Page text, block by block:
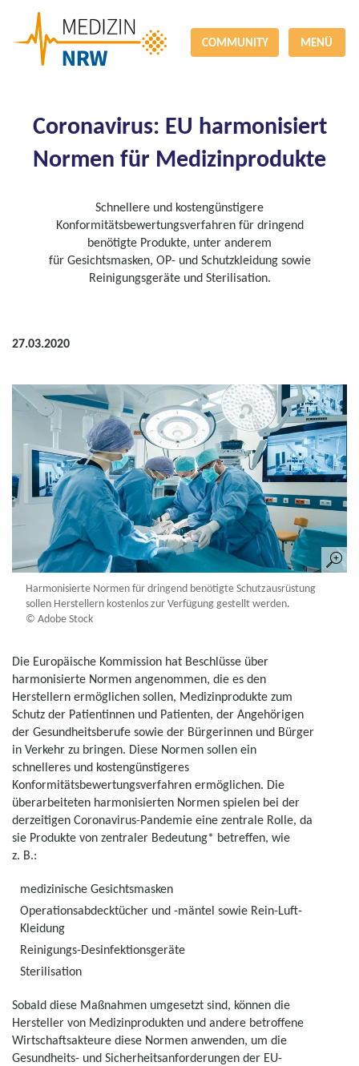
COMMUNITY MENÜ
Coronavirus: EU harmonisiert
Normen für Medizinprodukte
Schnellere und kostengünstigere
Konformitätsbewertungsverfahren für dringend
benötigte Produkte, unter anderem
für Gesichtsmasken, OP- und Schutzkleidung sowie
Reinigungsgeräte und Sterilisation.
27.03.2020
Harmonisierte Normen für dringend benötigte Schutzausrüstung
sollen Herstellern kostenlos zur Verfügung gestellt werden.
© Adobe Stock
Die Europäische Kommission hat Beschlüsse über
harmonisierte Normen angenommen, die es den
Herstellern ermöglichen sollen, Medizinprodukte zum
Schutz der Patientinnen und Patienten, der Angehörigen
der Gesundheitsberufe sowie der Bürgerinnen und Bürger
in Verkehr zu bringen. Diese Normen sollen ein
schnelleres und kostengünstigeres
Konformitätsbewertungsverfahren ermöglichen. Die
überarbeiteten harmonisierten Normen spielen bei der
derzeitigen Coronavirus-Pandemie eine zentrale Rolle, da
sie Produkte von zentraler Bedeutung* betreffen, wie
z. B.:
medizinische Gesichtsmasken
Operationsabdecktücher und -mäntel sowie Rein-Luft-
Kleidung
Reinigungs-Desinfektionsgeräte
Sterilisation
Sobald diese Maßnahmen umgesetzt sind, können die
Hersteller von Medizinprodukten und andere betroffene
Wirtschaftsakteure diese Normen anwenden, um die
Gesundheits- und Sicherheitsanforderungen der EU-